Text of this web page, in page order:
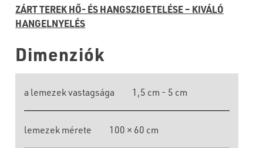
ZÁRT TEREK HŐ- ÉS HANGSZIGETELÉSE – KIVÁLÓ
HANGELNYELÉS
Dimenziók
a lemezek vastagsága 1,5 cm - 5 cm
lemezek mérete 100 × 60 cm